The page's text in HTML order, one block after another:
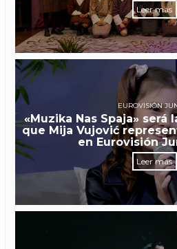
Leer más
EUROVISIÓN
«Muzika Nas Spaja» será
que Mija Vujović
en Eurovisión
Leer más